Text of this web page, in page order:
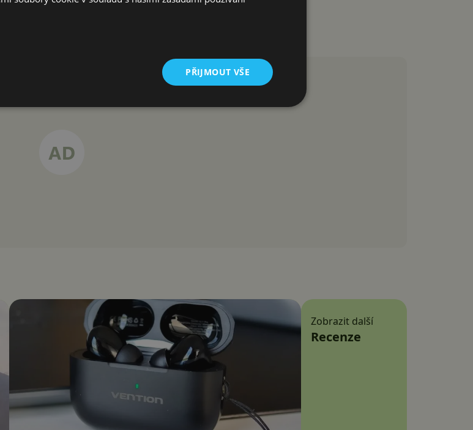
Zobrazit další
Recenze
PŘIJMOUT VŠE